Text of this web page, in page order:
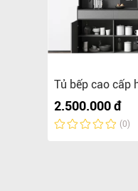
Tủ bếp cao cấp
2.500.000 đ
(0)